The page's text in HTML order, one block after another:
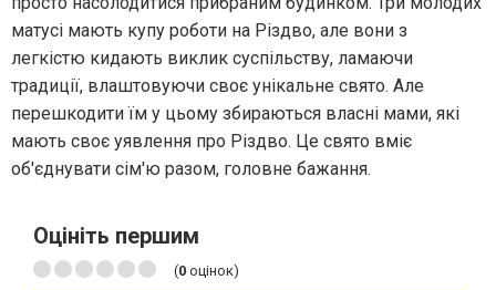
матусі мають купу роботи на Різдво, але вони з
легкістю кидають виклик суспільству, ламаючи
традиції, влаштовуючи своє унікальне свято. Але
перешкодити їм у цьому збираються власні мами, які
мають своє уявлення про Різдво. Це свято вміє
об'єднувати сім'ю разом, головне бажання.
Оцініть першим
(0 оцінок)